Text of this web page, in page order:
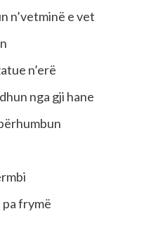
n’vetminë e vet
n’erë
nga gji hane
frymë